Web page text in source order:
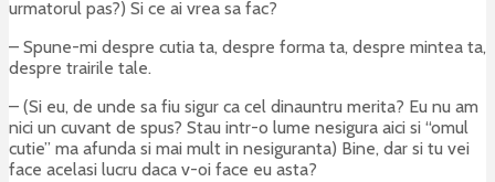
urmatorul pas?) Si ce ai vrea sa fac?
– Spune-mi despre cutia ta, despre forma ta, despre mintea ta,
despre trairile tale.
– (Si eu, de unde sa fiu sigur ca cel dinauntru merita? Eu nu am
nici un cuvant de spus? Stau intr-o lume nesigura aici si “omul
cutie” ma afunda si mai mult in nesiguranta) Bine, dar si tu vei
face acelasi lucru daca v-oi face eu asta?